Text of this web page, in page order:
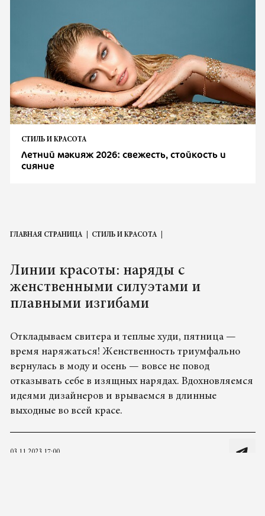
СТИЛЬ И КРАСОТА
Летний макияж 2026: свежесть, стойкость и
сияние
ГЛАВНАЯ СТРАНИЦА СТИЛЬ И КРАСОТА
Линии красоты: наряды с
женственными силуэтами и
плавными изгибами
Откладываем свитера и теплые худи, пятница —
время наряжаться! Женственность триумфально
вернулась в моду и осень — вовсе не повод
отказывать себе в изящных нарядах. Вдохновляемся
идеями дизайнеров и врываемся в длинные
выходные во всей красе.
03.11.2023 17:00